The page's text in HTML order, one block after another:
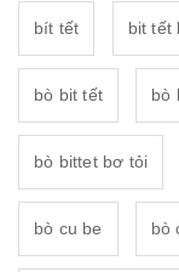
bít tết bit tết
bò bit tết bò
bò bittet bơ tỏi
bò cu be bò